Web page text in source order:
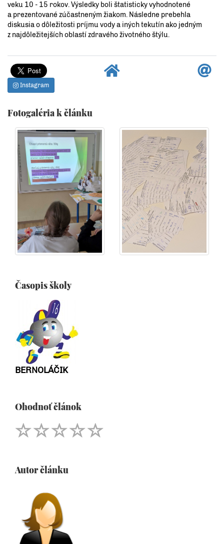
veku 10 - 15 rokov. Výsledky boli štatisticky vyhodnotené
a prezentované zúčastneným žiakom. Následne prebehla
diskusia o dôležitosti príjmu vody a iných tekutín ako jedným
z najdôležitejších oblastí zdravého životného štýlu.
Instagram
Fotogaléria k článku
Časopis školy
BERNOLÁČIK
Ohodnoť článok
Autor článku